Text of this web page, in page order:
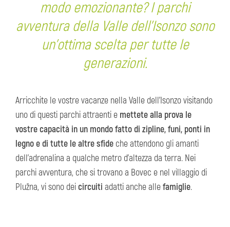
modo emozionante? I parchi
avventura della Valle dell’Isonzo sono
un’ottima scelta per tutte le
generazioni.
Arricchite le vostre vacanze nella Valle dell’Isonzo visitando
uno di questi parchi attraenti e mettete alla prova le
vostre capacità in un mondo fatto di zipline, funi, ponti in
legno e di tutte le altre sfide che attendono gli amanti
dell’adrenalina a qualche metro d’altezza da terra. Nei
parchi avventura, che si trovano a Bovec e nel villaggio di
Plužna, vi sono deicircuiti adatti anche allefamiglie.